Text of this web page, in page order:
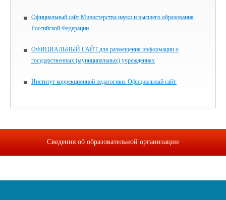
Официальный сайт Министерства науки и высшего образования
Российской Федерации
ОФИЦИАЛЬНЫЙ САЙТ для размещения информации о
государственных (муниципальных) учреждениях
Институт коррекционной педагогики. Официальный сайт.
Сведения об образовательной организации